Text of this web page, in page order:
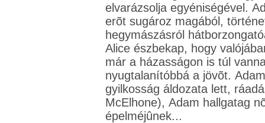
elvarázsolja egyéniségével.
erõt sugároz magából,
hegymászásról
Alice észbekap, hogy
már a házasságon is túl
nyugtalanítóbbá a jövõt.
gyilkosság áldozata lett,
McElhone), Adam hallgatag
épelméjûnek...